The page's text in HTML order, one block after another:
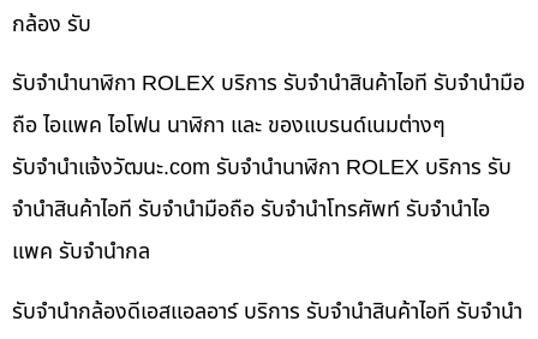
กล้อง รับ
รับจำนำนาฬิกา ROLEX บริการ รับจำนำสินค้าไอที รับจำนำมือ
ถือ ไอแพค ไอโฟน นาฬิกา และ ของแบรนด์เนมต่างๆ
รับจํานําแจ้งวัฒนะ.com รับจำนำนาฬิกา ROLEX บริการ รับ
จำนำสินค้าไอที รับจำนำมือถือ รับจำนำโทรศัพท์ รับจำนำไอ
แพค รับจำนำกล
รับจำนำกล้องดีเอสแอลอาร์ บริการ รับจำนำสินค้าไอที รับจำนำ